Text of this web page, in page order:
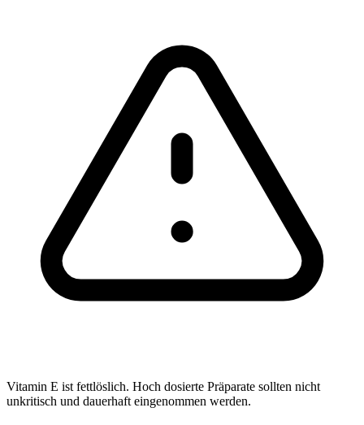
Vitamin E ist fettlöslich. Hoch dosierte Präparate sollten nicht
unkritisch und dauerhaft eingenommen werden.